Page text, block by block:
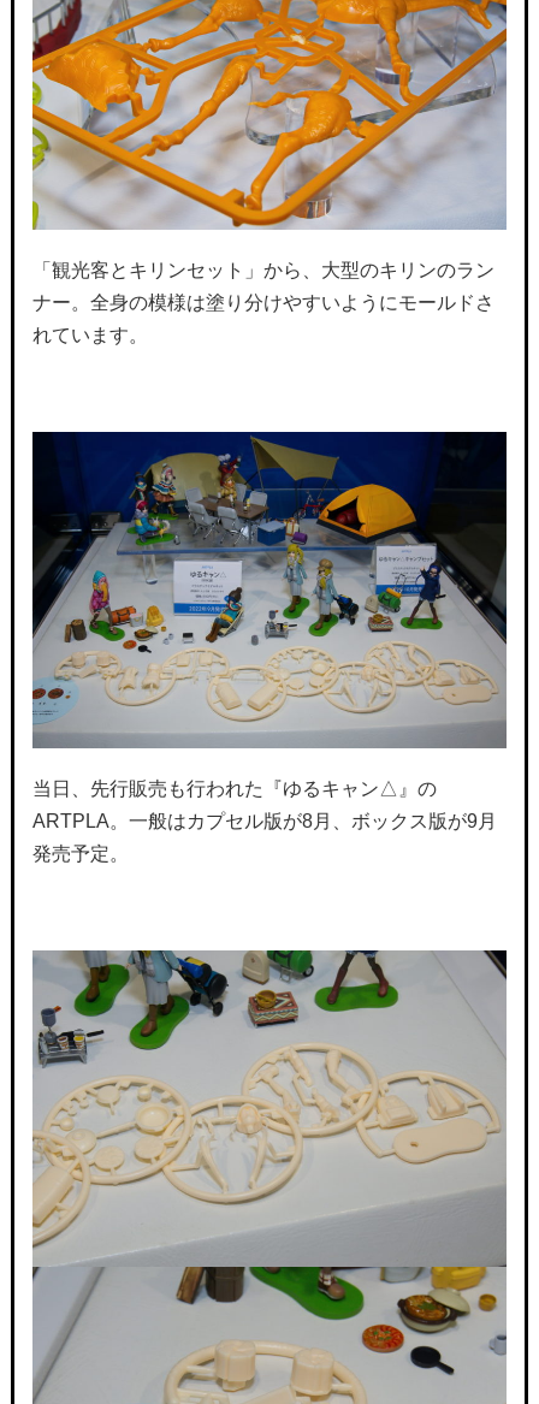
「観光客とキリンセット」から、大型のキリンのラン
ナー。全身の模様は塗り分けやすいようにモールドさ
れています。
当日、先行販売も行われた『ゆるキャン△』の
ARTPLA。一般はカプセル版が8月、ボックス版が9月
発売予定。